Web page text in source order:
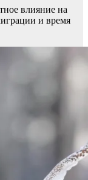
влияние на
и время